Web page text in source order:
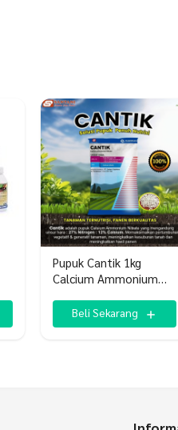
Pupuk Cantik 1kg
Calcium Ammonium
Beli Sekarang